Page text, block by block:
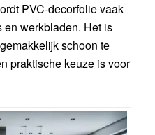
PVC-decorfolie vaak
werkbladen. Het is
schoon te
praktische keuze is voor